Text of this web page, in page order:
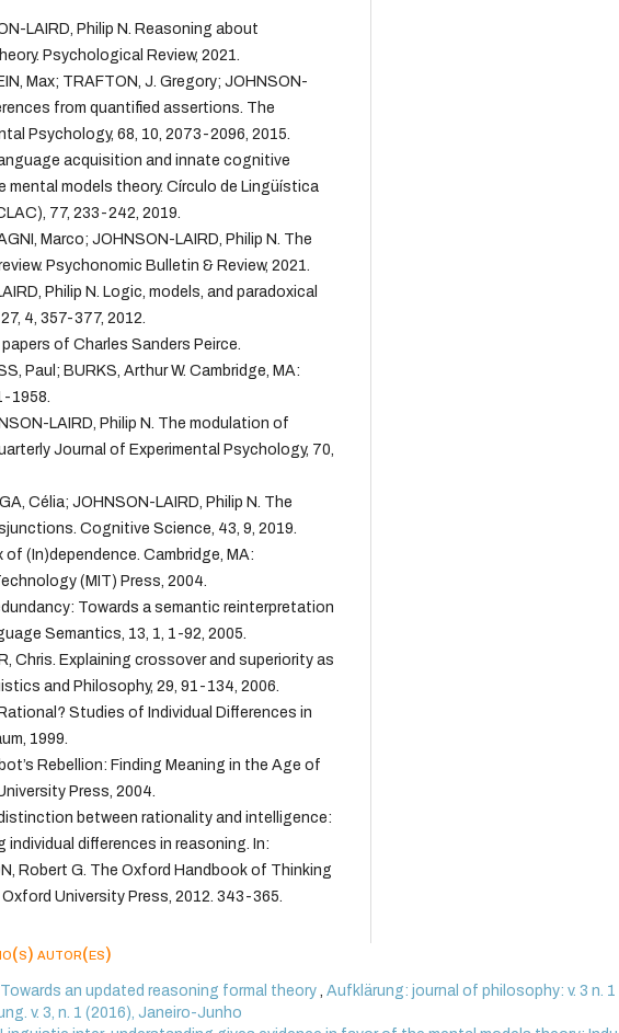
LAIRD, Philip N. Reasoning about
Psychological Review, 2021.
Max; TRAFTON, J. Gregory; JOHNSON-
from quantified assertions. The
Psychology, 68, 10, 2073-2096, 2015.
acquisition and innate cognitive
mental models theory. Círculo de Lingüística
77, 233-242, 2019.
Marco; JOHNSON-LAIRD, Philip N. The
Psychonomic Bulletin & Review, 2021.
Philip N. Logic, models, and paradoxical
4, 357-377, 2012.
of Charles Sanders Peirce.
Paul; BURKS, Arthur W. Cambridge, MA:
1958.
LAIRD, Philip N. The modulation of
Journal of Experimental Psychology, 70,
Célia; JOHNSON-LAIRD, Philip N. The
Cognitive Science, 43, 9, 2019.
(In)dependence. Cambridge, MA:
(MIT) Press, 2004.
Towards a semantic reinterpretation
Semantics, 13, 1, 1-92, 2005.
Chris. Explaining crossover and superiority as
and Philosophy, 29, 91-134, 2006.
Studies of Individual Differences in
1999.
Rebellion: Finding Meaning in the Age of
Press, 2004.
between rationality and intelligence:
differences in reasoning. In:
Robert G. The Oxford Handbook of Thinking
Oxford University Press, 2012. 343-365.
autor(es)
Towards an updated reasoning formal theory,Aufklärung: journal of philosophy: v. 3 n. 1
v. 3, n. 1 (2016), Janeiro-Junho